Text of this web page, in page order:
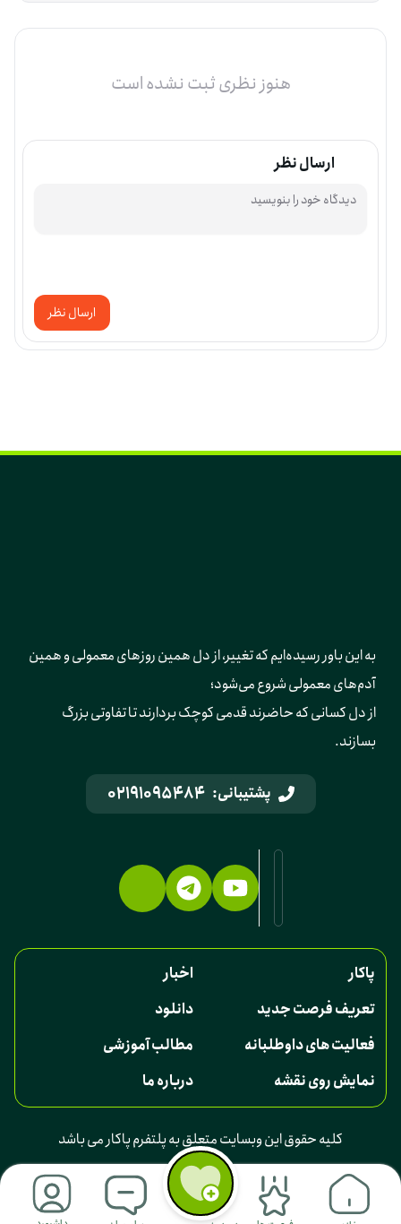
هنوز نظری ثبت نشده است
ارسال نظر
ارسال نظر
به این باور رسیده‌ایم که تغییر، از دل همین روزهای معمولی و همین
آدم‌های معمولی شروع می‌شود؛
از دل کسانی که حاضرند قدمی کوچک بردارند تا تفاوتی بزرگ
بسازند.
پشتیبانی: 02191095484
پاکار
اخبار
تعریف فرصت جدید
دانلود
فعالیت های داوطلبانه
مطالب آموزشی
نمایش روی نقشه
درباره ما
کلیه حقوق این وبسایت متعلق به پلتفرم پاکار می باشد